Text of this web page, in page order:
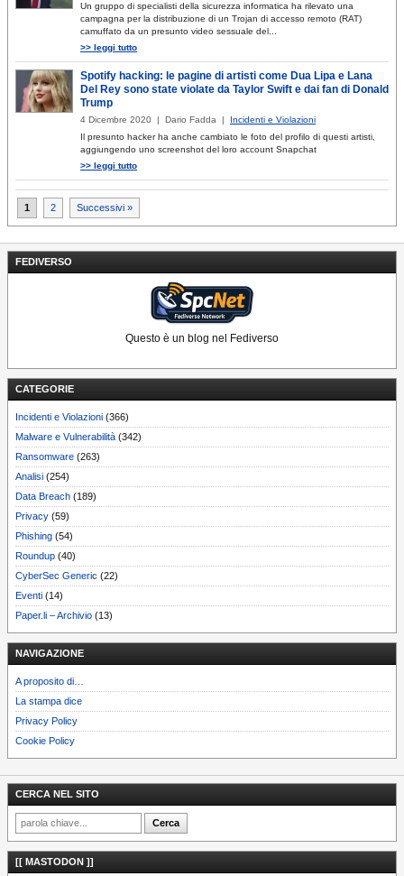
FEDIVERSO
Questo è un blog nel Fediverso
CATEGORIE
Incidenti e Violazioni (366)
Malware e Vulnerabilità (342)
Ransomware (263)
Analisi (254)
Data Breach (189)
Privacy (59)
Phishing (54)
Roundup (40)
CyberSec Generic (22)
Eventi (14)
Paper.li – Archivio (13)
NAVIGAZIONE
A proposito di…
La stampa dice
Privacy Policy
Cookie Policy
Un gruppo di specialisti della sicurezza informatica ha rilevato una
campagna per la distribuzione di un Trojan di accesso remoto (RAT)
camuffato da un presunto video sessuale del...
>> leggi tutto
Spotify hacking: le pagine di artisti come Dua Lipa e Lana
Del Rey sono state violate da Taylor Swift e dai fan di Donald
Trump
4 Dicembre 2020 | Dario Fadda | Incidenti e Violazioni
Il presunto hacker ha anche cambiato le foto del profilo di questi artisti,
aggiungendo uno screenshot del loro account Snapchat
>> leggi tutto
Paginazione
degli
articoli
1 2 Successivi »
CERCA NEL SITO
[[ MASTODON ]]